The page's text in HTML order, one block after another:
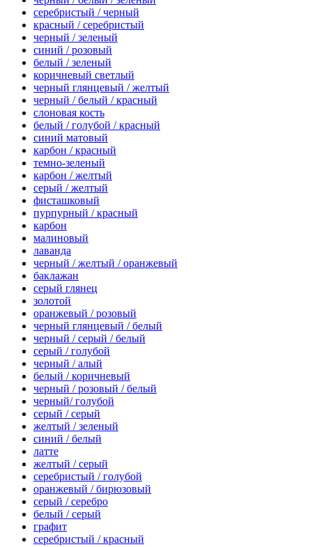
серебристый / черный
красный / серебристый
черный / зеленый
синий / розовый
белый / зеленый
коричневый светлый
черный глянцевый / желтый
черный / белый / красный
слоновая кость
белый / голубой / красный
синий матовый
карбон / красный
темно-зеленый
карбон / желтый
серый / желтый
фисташковый
пурпурный / красный
карбон
малиновый
лаванда
черный / желтый / оранжевый
баклажан
серый глянец
золотой
оранжевый / розовый
черный глянцевый / белый
черный / серый / белый
серый / голубой
черный / алый
белый / коричневый
черный / розовый / белый
черный/ голубой
серый / серый
желтый / зеленый
синий / белый
латте
желтый / серый
серебристый / голубой
оранжевый / бирюзовый
серый / серебро
белый / серый
графит
серебристый / красный